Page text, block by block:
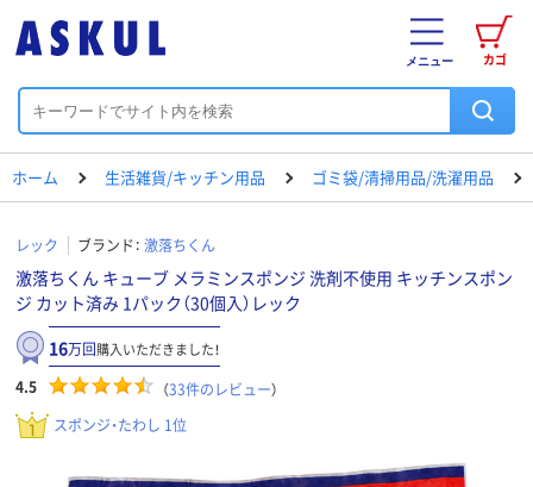
カゴ
メニュー
ホーム 生活雑貨/キッチン用品 ゴミ袋/清掃用品/洗濯用品
レック ブランド： 激落ちくん
激落ちくん キューブ メラミンスポンジ 洗剤不使用 キッチンスポン
ジ カット済み 1パック（30個入）レック
16万回購入いただきました！
4.5 （33件のレビュー）
スポンジ・たわし 1位